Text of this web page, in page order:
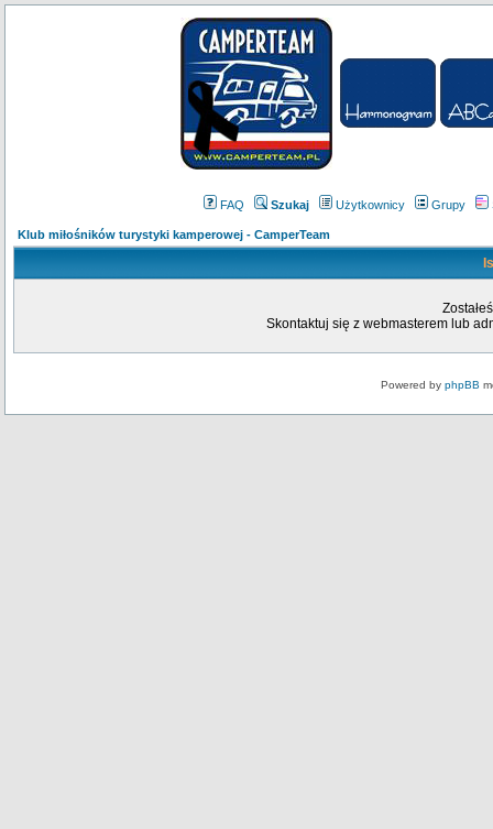
FAQ Szukaj Użytkownicy Grupy
Klub miłośników turystyki kamperowej - CamperTeam
Skontaktuj się z webmasterem lub
Powered by phpBB